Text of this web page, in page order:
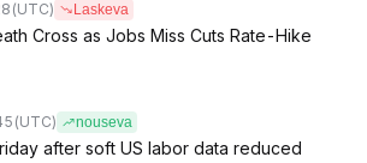
(UTC) Laskeva
Cross as Jobs Miss Cuts Rate-Hike
(UTC) nouseva
after soft US labor data reduced